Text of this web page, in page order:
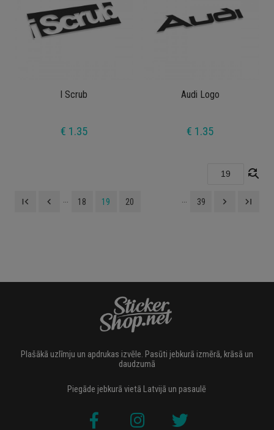
I Scrub
€ 1.35
Audi Logo
€ 1.35
find_replace
first_page navigate_before 18 19 20 39 navigate_next last_page
Plašākā uzlīmju un apdrukas izvēle. Pasūti jebkurā izmērā, krāsā un
daudzumā
Piegāde jebkurā vietā Latvijā un pasaulē